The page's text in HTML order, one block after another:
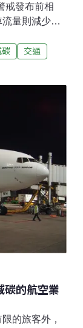
戒發布前相
流量則減少
聚等措施
Google的
鐵搭乘人次下
。各縣市大眾
下探，甚至創
共享自行車
交通
碳的航空業
的旅客外，